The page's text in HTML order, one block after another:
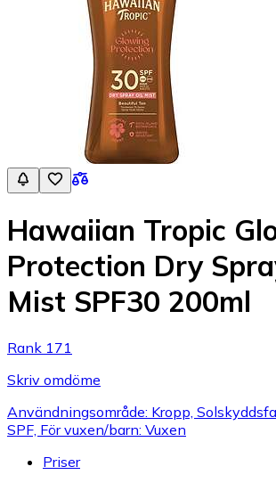
Hawaiian Tropic
Protection Dry
Mist SPF30 200ml
Rank 171
Skriv omdöme
Användningsområde: Kropp,
SPF, För vuxen/barn: Vuxen
Priser